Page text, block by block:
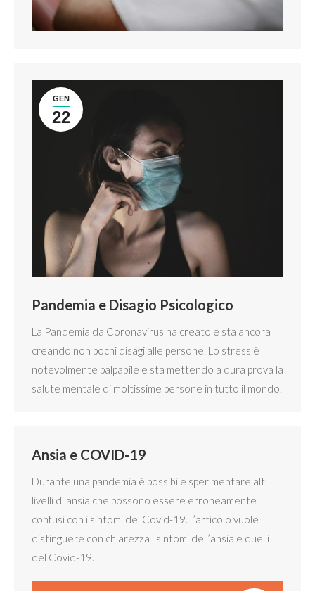
GEN
22
Pandemia e Disagio Psicologico
La Pandemia da Coronavirus ha creato e sta ancora
creando non pochi disagi alle persone. Lo stress è
notevolmente palpabile e sta mettendo a dura prova la
salute mentale di moltissime persone in tutto il mondo.
Ansia e COVID-19
Durante una pandemia è possibile sperimentare alti
livelli di ansia che possono essere erroneamente
confusi con i sintomi del Covid-19. L’articolo vuole
distinguere con chiarezza i sintomi dell’ansia e quelli
del Covid-19.